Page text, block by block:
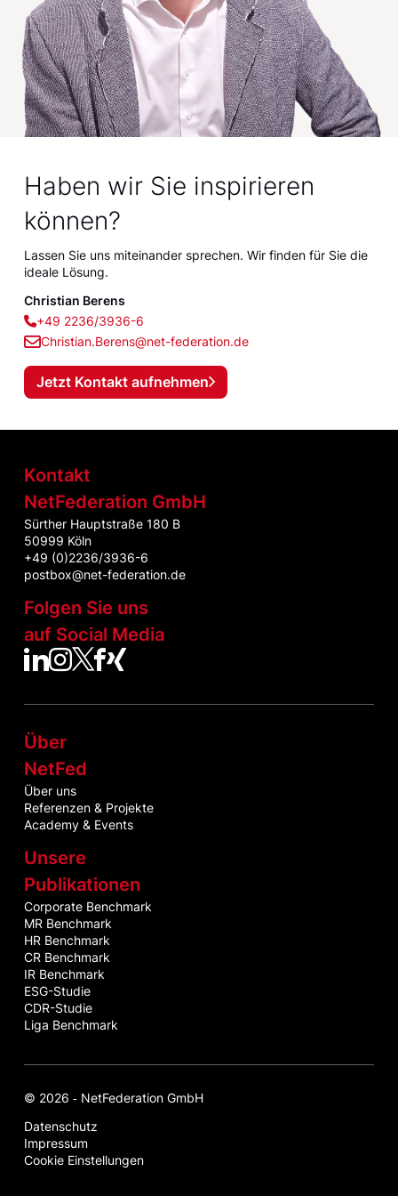
Haben wir Sie inspirieren
können?
Lassen Sie uns miteinander sprechen. Wir finden für Sie die
ideale Lösung.
Christian Berens
+49 2236/3936-6
Christian.Berens@net-federation.de
Jetzt Kontakt aufnehmen
Kontakt
NetFederation GmbH
Sürther Hauptstraße 180 B
50999 Köln
+49 (0)2236/3936-6
postbox@net-federation.de
Folgen Sie uns
auf Social Media
NetFed auf LinkedIn
NetFed auf Instagram
NetFed auf Twitter
NetFed auf Facebook
NetFed auf Xing
Über
NetFed
Über uns
Referenzen & Projekte
Academy & Events
Unsere
Publikationen
Corporate Benchmark
MR Benchmark
HR Benchmark
CR Benchmark
IR Benchmark
ESG-Studie
CDR-Studie
Liga Benchmark
© 2026 ‐ NetFederation GmbH
Datenschutz
Impressum
Cookie Einstellungen